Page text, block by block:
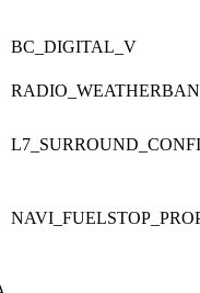
BC_DIGITAL_V